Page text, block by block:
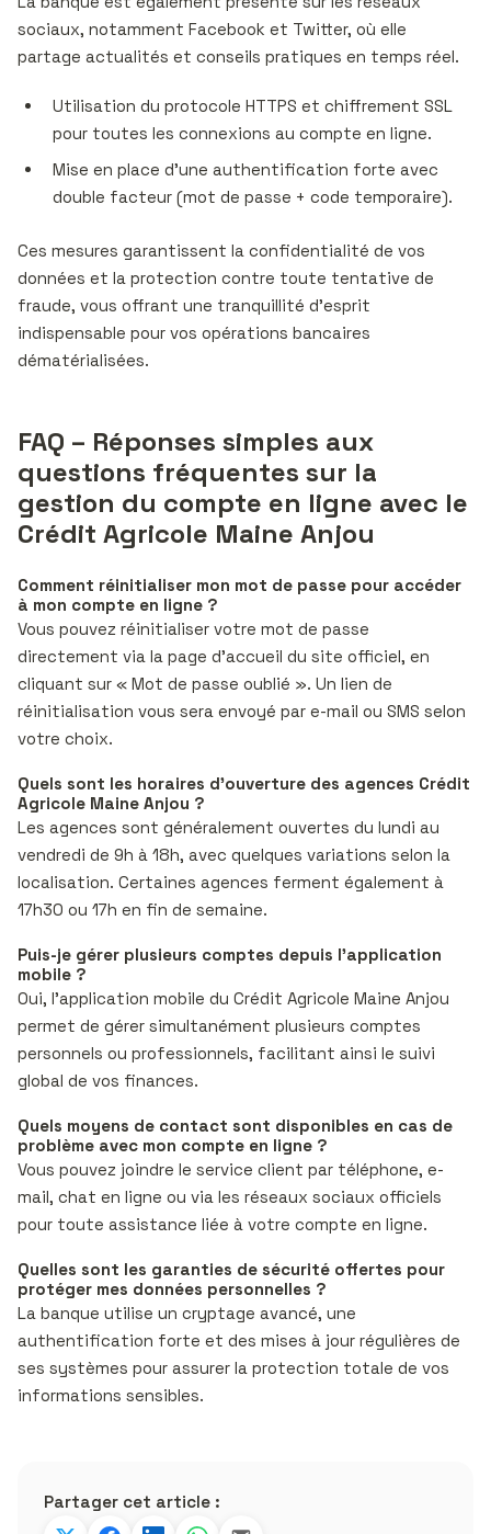
sociaux, notamment Facebook et Twitter, où elle
partage actualités et conseils pratiques en temps réel.
Utilisation du protocole HTTPS et chiffrement SSL
pour toutes les connexions au compte en ligne.
Mise en place d’une authentification forte avec
double facteur (mot de passe + code temporaire).
Ces mesures garantissent la confidentialité de vos
données et la protection contre toute tentative de
fraude, vous offrant une tranquillité d’esprit
indispensable pour vos opérations bancaires
dématérialisées.
FAQ – Réponses simples aux
questions fréquentes sur la
gestion du compte en ligne avec le
Crédit Agricole Maine Anjou
Comment réinitialiser mon mot de passe pour accéder
à mon compte en ligne ?
Vous pouvez réinitialiser votre mot de passe
directement via la page d’accueil du site officiel, en
cliquant sur « Mot de passe oublié ». Un lien de
réinitialisation vous sera envoyé par e-mail ou SMS selon
votre choix.
Quels sont les horaires d’ouverture des agences Crédit
Agricole Maine Anjou ?
Les agences sont généralement ouvertes du lundi au
vendredi de 9h à 18h, avec quelques variations selon la
localisation. Certaines agences ferment également à
17h30 ou 17h en fin de semaine.
Puis-je gérer plusieurs comptes depuis l’application
mobile ?
Oui, l’application mobile du Crédit Agricole Maine Anjou
permet de gérer simultanément plusieurs comptes
personnels ou professionnels, facilitant ainsi le suivi
global de vos finances.
Quels moyens de contact sont disponibles en cas de
problème avec mon compte en ligne ?
Vous pouvez joindre le service client par téléphone, e-
mail, chat en ligne ou via les réseaux sociaux officiels
pour toute assistance liée à votre compte en ligne.
Quelles sont les garanties de sécurité offertes pour
protéger mes données personnelles ?
La banque utilise un cryptage avancé, une
authentification forte et des mises à jour régulières de
ses systèmes pour assurer la protection totale de vos
informations sensibles.
Partager cet article :